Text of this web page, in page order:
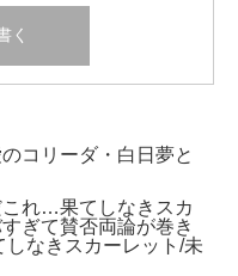
コリーダ・白日夢と
これ…果てしなきスカ
ぎて賛否両論が巻き
なきスカーレット/未